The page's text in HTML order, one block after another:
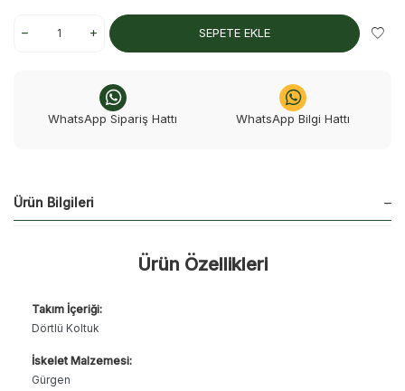
SEPETE EKLE
WhatsApp Sipariş Hattı WhatsApp Bilgi Hattı
Ürün Bilgileri
Ürün Özellikleri
Takım İçeriği:
Dörtlü Koltuk
İskelet Malzemesi:
Gürgen